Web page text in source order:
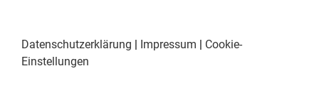
Datenschutzerklärung | Impressum | Cookie-
Einstellungen